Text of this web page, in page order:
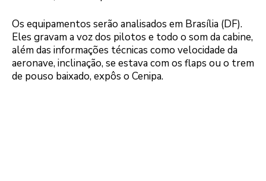
Os equipamentos serão analisados em Brasília (DF).
Eles gravam a voz dos pilotos e todo o som da cabine,
além das informações técnicas como velocidade da
aeronave, inclinação, se estava com os flaps ou o trem
de pouso baixado, expôs o Cenipa.